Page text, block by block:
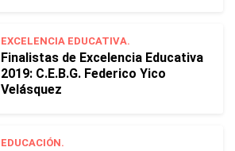
EXCELENCIA EDUCATIVA.
Finalistas de Excelencia Educativa
2019: C.E.B.G. Federico Yico
Velásquez
EDUCACIÓN.